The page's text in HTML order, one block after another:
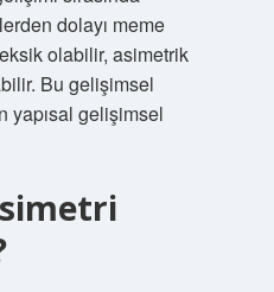
dolayı meme
olabilir, asimetrik
Bu gelişimsel
yapısal gelişimsel